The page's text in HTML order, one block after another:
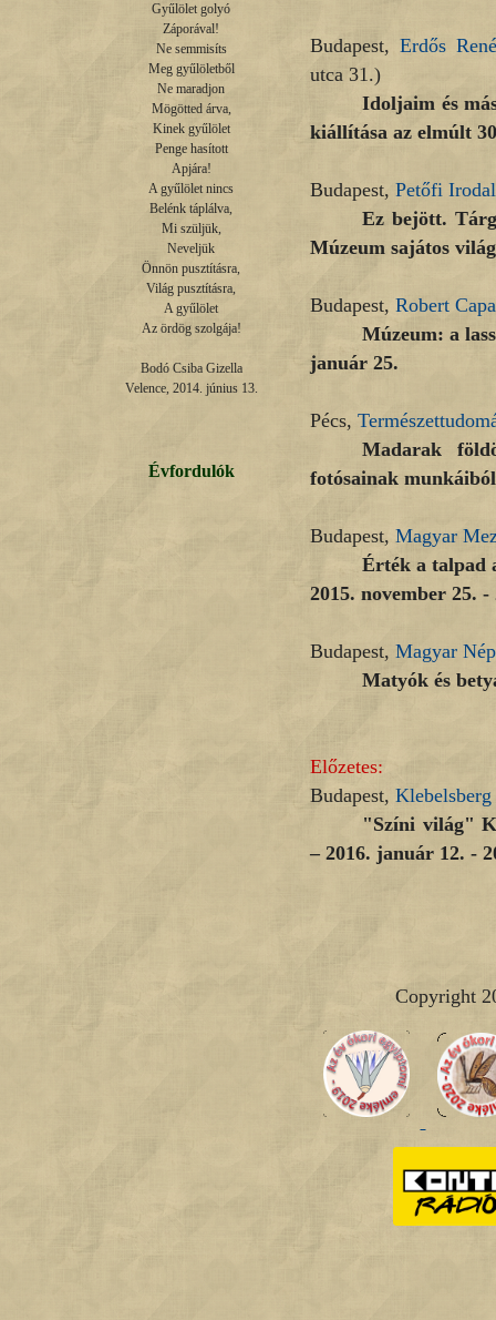
Gyűlölet golyó
Záporával!
Ne semmisíts
Meg gyűlöletből
Ne maradjon
Mögötted árva,
Kinek gyűlölet
Penge hasított
Apjára!
A gyűlölet nincs
Belénk táplálva,
Mi szüljük,
Neveljük
Önnön pusztításra,
Világ pusztításra,
A gyűlölet
Az ördög szolgája!
Bodó Csiba Gizella
Velence, 2014. június 13.
Évfordulók
Budapest, Erdős
utca 31.)
Idoljaim és
kiállítása az elmúlt
Budapest, Petőfi
Ez bejött.
Múzeum sajátos
Budapest, Robert
Múzeum: a
január 25.
Pécs,
Madarak
fotósainak
Budapest, Magyar
Érték a talpad
2015. november 25.
Budapest, Magyar
Matyók és
Előzetes:
Budapest,
"Színi világ"
– 2016. január 12. -
Copyright